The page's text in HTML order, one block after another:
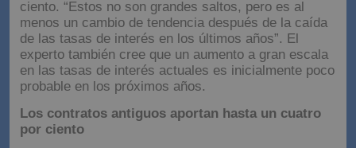
ciento. “Estos no son grandes saltos, pero es al
menos un cambio de tendencia después de la caída
de las tasas de interés en los últimos años”. El
experto también cree que un aumento a gran escala
en las tasas de interés actuales es inicialmente poco
probable en los próximos años.
Los contratos antiguos aportan hasta un cuatro
por ciento